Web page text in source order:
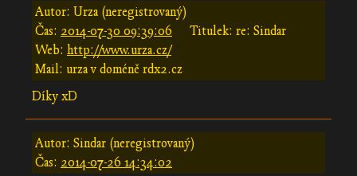
Autor: Urza (neregistrovaný)
Čas: 2014-07-30 09:39:06
Titulek: re: Sindar
Web: http://www.urza.cz/
Mail: urza v doméně rdx2.cz
Díky xD
Autor: Sindar (neregistrovaný)
Čas: 2014-07-26 14:34:02